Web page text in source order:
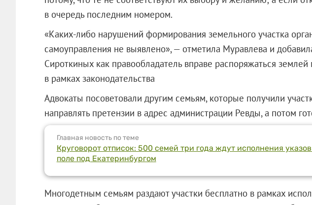
в очередь последним номером.
«Каких-либо нарушений формирования земельного участка
самоуправления не выявлено», — отметила Муравлева и
Сироткиных как правообладатель вправе распоряжаться
в рамках законодательства
Адвокаты посоветовали другим семьям, которые получили
направлять претензии в адрес администрации Ревды, а потом
Главная новость по теме
Круговорот отписок: 500 семей три года ждут исполнения
поле под Екатеринбургом
Многодетным семьям раздают участки бесплатно в рамках